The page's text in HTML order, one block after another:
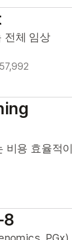
전체 임상
비용 효율적
8